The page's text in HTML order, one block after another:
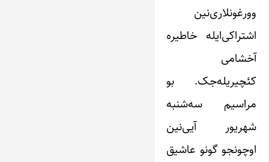
وورغونلاری‌نین
اشتراکی‌ایله خاطیره
آخشامی
کئچیریله‌جک. بو
مراسیم سه‌شنبه
شهریور آیی‌نین
اوچونجو گونو عاشیق